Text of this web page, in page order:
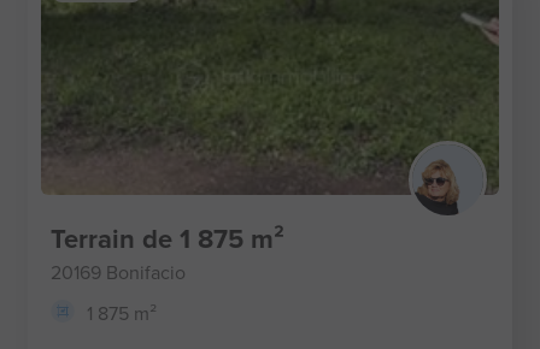
Terrain de 1 875 m²
20169 Bonifacio
1 875 m²